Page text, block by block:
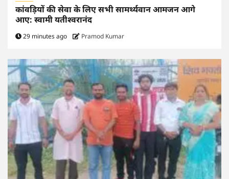
कांवड़ियों की सेवा के लिए सभी सामर्थ्यवान आमजन आगे
आए: स्वामी यतीश्वरानंद
29 minutes ago Pramod Kumar